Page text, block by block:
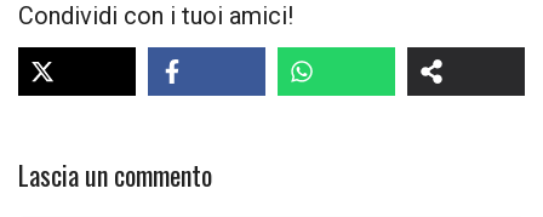
Condividi con i tuoi amici!
Lascia un commento